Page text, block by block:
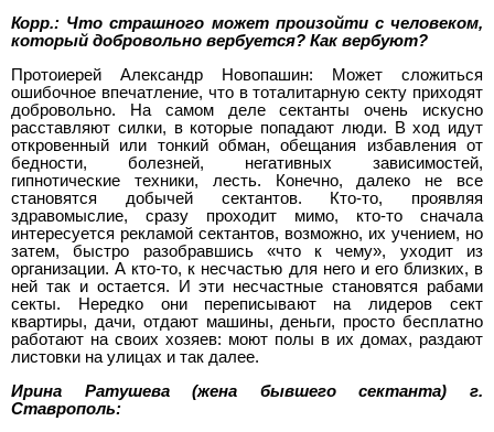
Корр.: Что страшного может произойти с человеком,
который добровольно вербуется? Как вербуют?
Протоиерей Александр Новопашин: Может сложиться
ошибочное впечатление, что в тоталитарную секту приходят
добровольно. На самом деле сектанты очень искусно
расставляют силки, в которые попадают люди. В ход идут
откровенный или тонкий обман, обещания избавления от
бедности, болезней, негативных зависимостей,
гипнотические техники, лесть. Конечно, далеко не все
становятся добычей сектантов. Кто-то, проявляя
здравомыслие, сразу проходит мимо, кто-то сначала
интересуется рекламой сектантов, возможно, их учением, но
затем, быстро разобравшись «что к чему», уходит из
организации. А кто-то, к несчастью для него и его близких, в
ней так и остается. И эти несчастные становятся рабами
секты. Нередко они переписывают на лидеров сект
квартиры, дачи, отдают машины, деньги, просто бесплатно
работают на своих хозяев: моют полы в их домах, раздают
листовки на улицах и так далее.
Ирина Ратушева (жена бывшего сектанта) г.
Ставрополь: